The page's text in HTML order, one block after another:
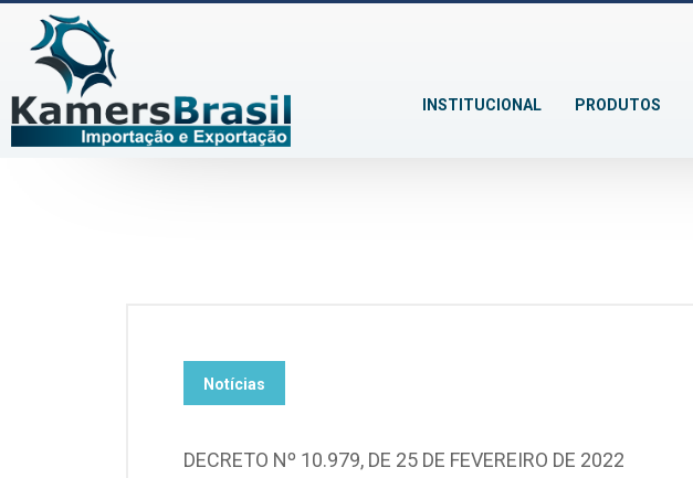
INSTITUCIONAL PRODUTOS
Notícias
DECRETO Nº 10.979, DE 25 DE FEVEREIRO DE 2022